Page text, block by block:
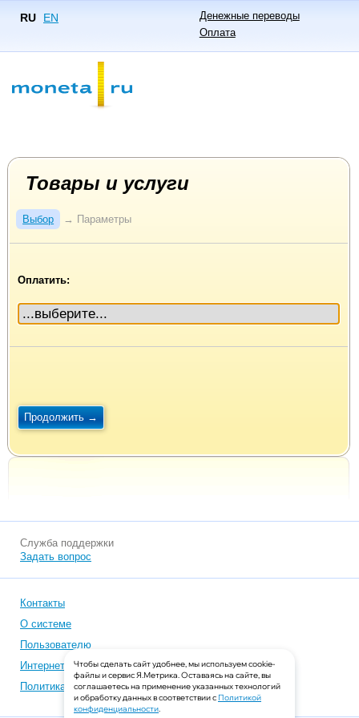
RU EN
Денежные переводы
Оплата
Товары и услуги
Выбор → Параметры
Оплатить:
Служба поддержки
Задать вопрос
Контакты
О системе
Пользователю
Интернет-магазинам
Политика конфиденциальности
Чтобы сделать сайт удобнее, мы используем cookie-
файлы и сервис Я.Метрика. Оставаясь на сайте, вы
соглашаетесь на применение указанных технологий
и обработку данных в соответствии с Политикой
конфиденциальности.